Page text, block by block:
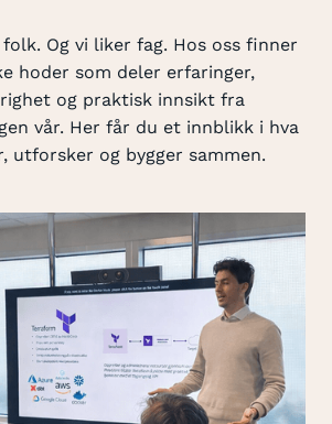
Og vi liker fag. Hos oss finner
hoder som deler erfaringer,
og praktisk innsikt fra
vår. Her får du et innblikk i hva
utforsker og bygger sammen.